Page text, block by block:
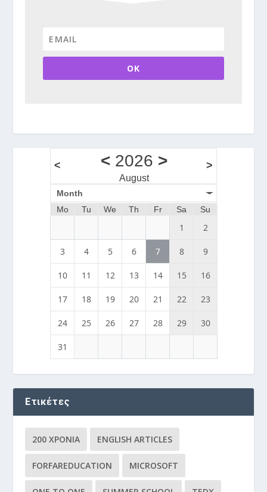
OK
< <2026 >
August
>
Month
Mo
Tu We Th Fr Sa Su
1 2
3 4 5 6 7 8 9
10 11 12 13 14 15 16
17 18 19 20 21 22 23
24 25 26 27 28 29 30
31
Ετικέτες
200 ΧΡΌΝΙΑ ENGLISH ARTICLES
FORFAREDUCATION MICROSOFT